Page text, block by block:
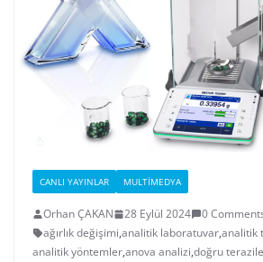
CANLI YAYINLAR MULTIMEDYA
Orhan ÇAKAN 28 Eylül 2024
0
ağırlık değişimi,analitik laboratuvar,analitik
analitik yöntemler,anova analizi,doğru